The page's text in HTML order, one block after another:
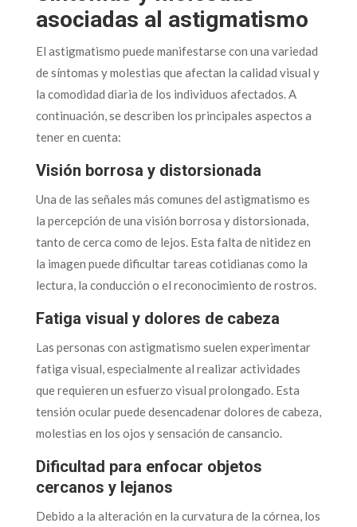
asociadas al astigmatismo
El astigmatismo puede manifestarse con una variedad
de síntomas y molestias que afectan la calidad visual y
la comodidad diaria de los individuos afectados. A
continuación, se describen los principales aspectos a
tener en cuenta:
Visión borrosa y distorsionada
Una de las señales más comunes del astigmatismo es
la percepción de una visión borrosa y distorsionada,
tanto de cerca como de lejos. Esta falta de nitidez en
la imagen puede dificultar tareas cotidianas como la
lectura, la conducción o el reconocimiento de rostros.
Fatiga visual y dolores de cabeza
Las personas con astigmatismo suelen experimentar
fatiga visual, especialmente al realizar actividades
que requieren un esfuerzo visual prolongado. Esta
tensión ocular puede desencadenar dolores de cabeza,
molestias en los ojos y sensación de cansancio.
Dificultad para enfocar objetos
cercanos y lejanos
Debido a la alteración en la curvatura de la córnea, los